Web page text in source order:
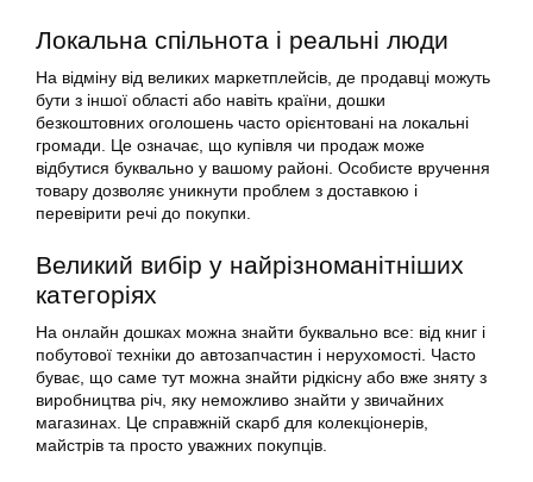
Локальна спільнота і реальні люди
На відміну від великих маркетплейсів, де продавці можуть
бути з іншої області або навіть країни, дошки
безкоштовних оголошень часто орієнтовані на локальні
громади. Це означає, що купівля чи продаж може
відбутися буквально у вашому районі. Особисте вручення
товару дозволяє уникнути проблем з доставкою і
перевірити речі до покупки.
Великий вибір у найрізноманітніших
категоріях
На онлайн дошках можна знайти буквально все: від книг і
побутової техніки до автозапчастин і нерухомості. Часто
буває, що саме тут можна знайти рідкісну або вже зняту з
виробництва річ, яку неможливо знайти у звичайних
магазинах. Це справжній скарб для колекціонерів,
майстрів та просто уважних покупців.